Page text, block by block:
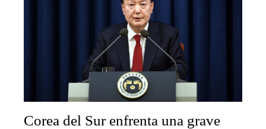
Corea del Sur enfrenta una grave